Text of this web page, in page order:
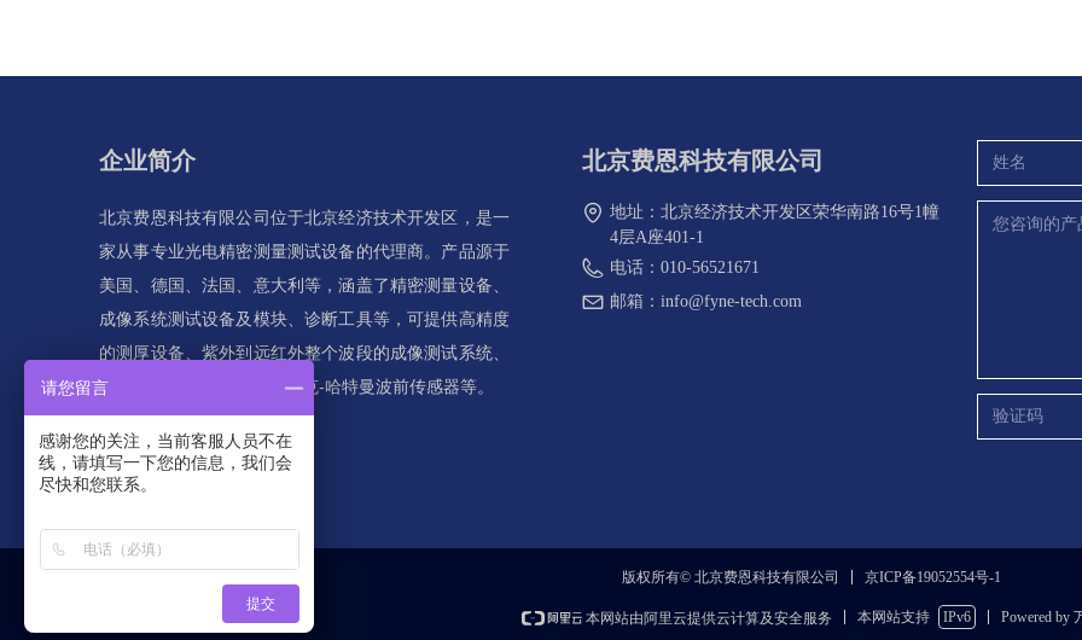
北京费恩科技有限公司
地址： 北京经济技术开发区荣华南路16号1幢
4层A座401-1
电话： 010-56521671
邮箱： info@fyne-tech.com
企业简介
北京费恩科技有限公司位于北京经济技术开发区，是一
家从事专业光电精密测量测试设备的代理商。产品源于
美国、德国、法国、意大利等，涵盖了精密测量设备、
成像系统测试设备及模块、诊断工具等，可提供高精度
的测厚设备、紫外到远红外整个波段的成像测试系统、
红外测量系统和探测器、夏克-哈特曼波前传感器等。
版权所有© 北京费恩科技有限公司 京ICP备19052554号-1
本网站由阿里云提供云计算及安全服务 本网站支持 IPv6 Powered by
请您留言
感谢您的关注，当前客服人员不在
线，请填写一下您的信息，我们会
尽快和您联系。
提交